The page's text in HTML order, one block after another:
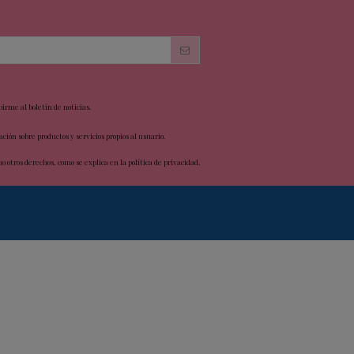
al boletín de noticias.
sobre productos y servicios propios al usuario.
otros derechos, como se explica en la política de privacidad